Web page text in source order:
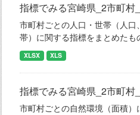
指標でみる宮崎県_2市町村
市町村ごとの人口・世帯（人
帯）に関する指標をまとめたも
XLSX XLS
指標でみる宮崎県_2市町村
市町村ごとの自然環境（面積